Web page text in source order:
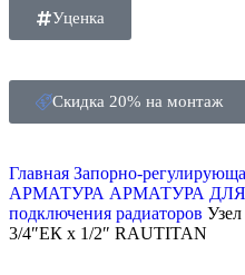
Уценка
Скидка 20% на монтаж
Главная Запорно-
АРМАТУРА АРМАТУРА
подключения радиаторов
3/4″ЕК х 1/2″ RAUTITAN